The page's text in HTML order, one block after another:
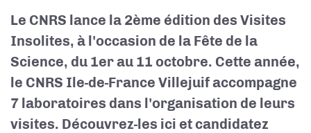
​Le CNRS lance la 2ème édition des Visites
Insolites, à l'occasion de la Fête de la
Science, du 1er au 11 octobre. Cette année,
le CNRS Ile-de-France Villejuif accompagne
7 laboratoires dans l'organisation de leurs
visites. Découvrez-les ici et candidatez